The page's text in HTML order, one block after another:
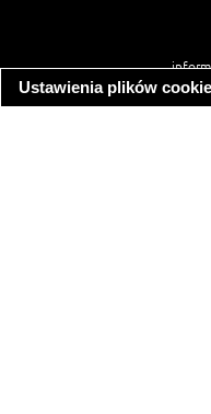
Ustawienia plików cookie
informacja o